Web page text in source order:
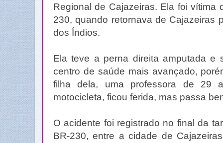
Regional de Cajazeiras. Ela foi vítima
230, quando retornava de Cajazeiras
dos Índios.
Ela teve a perna direita amputada e
centro de saúde mais avançado,
filha dela, uma professora de 29
motocicleta, ficou ferida, mas passa
O acidente foi registrado no final da
BR-230, entre a cidade de